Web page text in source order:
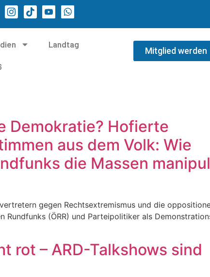
Landtag
Mitglied werden
Demokratie? Hofierte
aus dem Volk: Wie
die Massen
gegen Rechtsextremismus und die
(ÖRR) und Parteipolitiker als
rot – ARD-Talkshows sind